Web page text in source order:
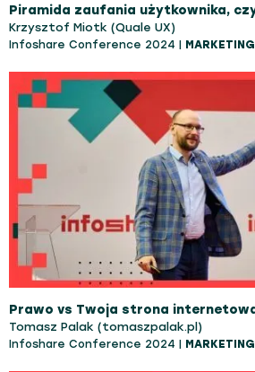
Krzysztof Miotk (Quale UX)
Infoshare Conference 2024 | MARKETING
Tomasz Palak (tomaszpalak.pl)
Infoshare Conference 2024 | MARKETING